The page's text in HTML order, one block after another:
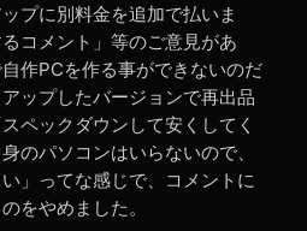
プに別料金を追加で払いま
コメント」等のご意見があ
作PCを作る事ができないのだ
ップしたバージョンで再出品
ペックダウンして安くしてく
のパソコンはいらないので、
」ってな感じで、コメントに
をやめました。